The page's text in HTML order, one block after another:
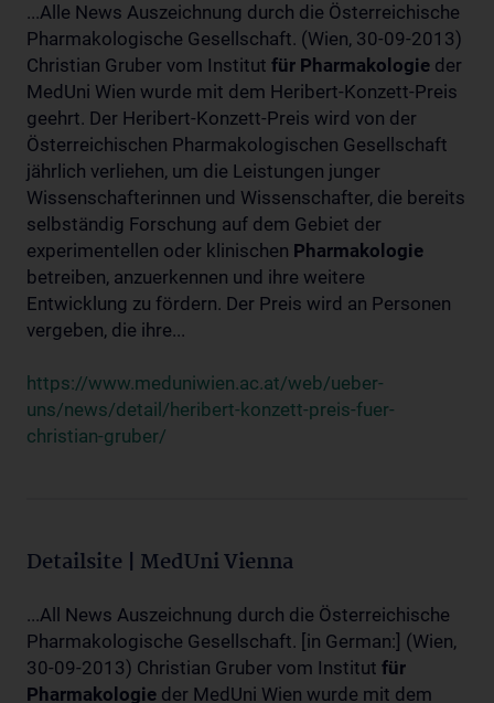
...Alle News Auszeichnung durch die Österreichische
Pharmakologische Gesellschaft. (Wien, 30-09-2013)
Christian Gruber vom Institut für Pharmakologie der
MedUni Wien wurde mit dem Heribert-Konzett-Preis
geehrt. Der Heribert-Konzett-Preis wird von der
Österreichischen Pharmakologischen Gesellschaft
jährlich verliehen, um die Leistungen junger
Wissenschafterinnen und Wissenschafter, die bereits
selbständig Forschung auf dem Gebiet der
experimentellen oder klinischen Pharmakologie
betreiben, anzuerkennen und ihre weitere
Entwicklung zu fördern. Der Preis wird an Personen
vergeben, die ihre...
https://www.meduniwien.ac.at/web/ueber-
uns/news/detail/heribert-konzett-preis-fuer-
christian-gruber/
Detailsite | MedUni Vienna
...All News Auszeichnung durch die Österreichische
Pharmakologische Gesellschaft. [in German:] (Wien,
30-09-2013) Christian Gruber vom Institut für
Pharmakologie der MedUni Wien wurde mit dem